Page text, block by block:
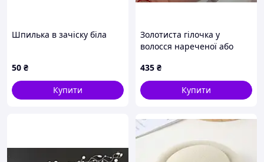
Шпилька в зачіску біла
50 ₴
Купити
Золотиста гілочка у
волосся нареченої або
робота
435 ₴
Купити